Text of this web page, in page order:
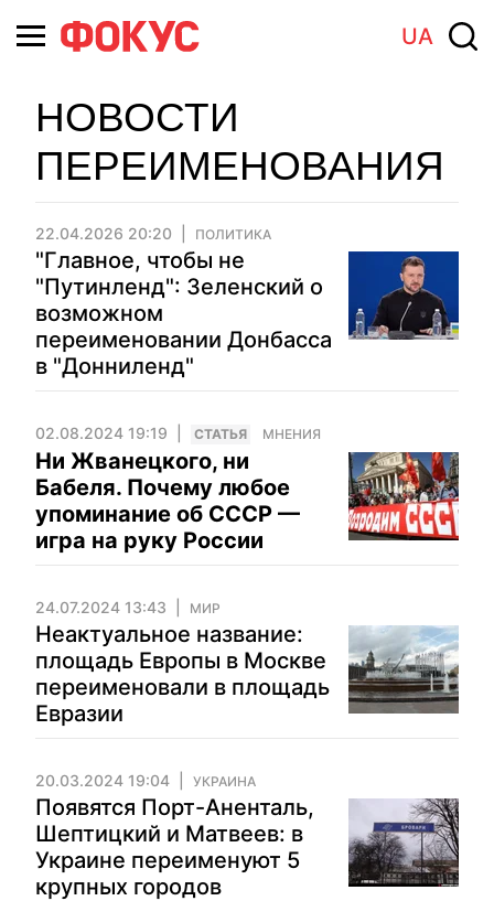
UA
НОВОСТИ
ПЕРЕИМЕНОВАНИЯ
22.04.2026 20:20 ПОЛИТИКА
"Главное, чтобы не
"Путинленд": Зеленский о
возможном
переименовании Донбасса
в "Донниленд"
02.08.2024 19:19 CТАТЬЯ МНЕНИЯ
Ни Жванецкого, ни
Бабеля. Почему любое
упоминание об СССР —
игра на руку России
24.07.2024 13:43 МИР
Неактуальное название:
площадь Европы в Москве
переименовали в площадь
Евразии
20.03.2024 19:04 УКРАИНА
Появятся Порт-Аненталь,
Шептицкий и Матвеев: в
Украине переименуют 5
крупных городов